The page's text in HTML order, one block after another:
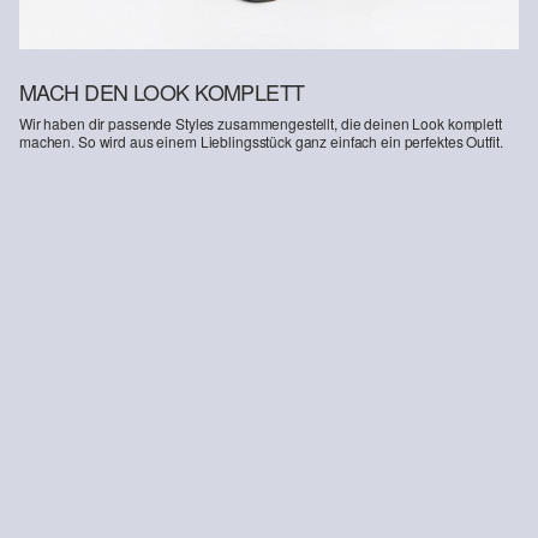
MACH DEN LOOK KOMPLETT
Wir haben dir passende Styles zusammengestellt, die deinen Look komplett
machen. So wird aus einem Lieblingsstück ganz einfach ein perfektes Outfit.